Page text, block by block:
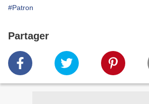
#Patron
Partager